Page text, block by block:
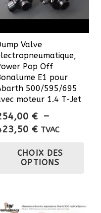
Valve
Pop Off
E1 pour
500/595/695
moteur 1.4 T-Jet
€ –
€Plage
prix :
254,00 €
TVAC
CHOIX DES
OPTIONS